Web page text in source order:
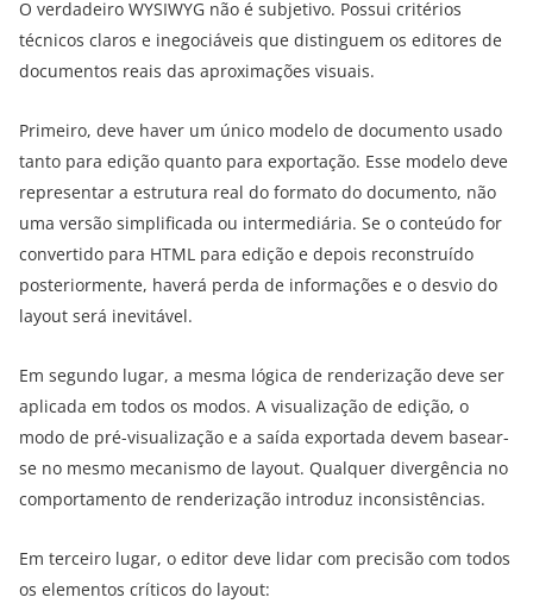
O verdadeiro WYSIWYG não é subjetivo. Possui critérios
técnicos claros e inegociáveis que distinguem os editores de
documentos reais das aproximações visuais.
Primeiro, deve haver um único modelo de documento usado
tanto para edição quanto para exportação. Esse modelo deve
representar a estrutura real do formato do documento, não
uma versão simplificada ou intermediária. Se o conteúdo for
convertido para HTML para edição e depois reconstruído
posteriormente, haverá perda de informações e o desvio do
layout será inevitável.
Em segundo lugar, a mesma lógica de renderização deve ser
aplicada em todos os modos. A visualização de edição, o
modo de pré-visualização e a saída exportada devem basear-
se no mesmo mecanismo de layout. Qualquer divergência no
comportamento de renderização introduz inconsistências.
Em terceiro lugar, o editor deve lidar com precisão com todos
os elementos críticos do layout: